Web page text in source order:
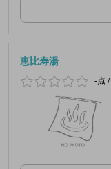
恵比寿湯
-点 /